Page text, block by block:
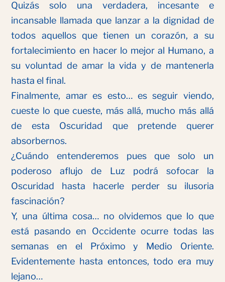
Quizás solo una verdadera, incesante e
incansable llamada que lanzar a la dignidad de
todos aquellos que tienen un corazón, a su
fortalecimiento en hacer lo mejor al Humano, a
su voluntad de amar la vida y de mantenerla
hasta el final.
Finalmente, amar es esto… es seguir viendo,
cueste lo que cueste, más allá, mucho más allá
de esta Oscuridad que pretende querer
absorbernos.
¿Cuándo entenderemos pues que solo un
poderoso aflujo de Luz podrá sofocar la
Oscuridad hasta hacerle perder su ilusoria
fascinación?
Y, una última cosa… no olvidemos que lo que
está pasando en Occidente ocurre todas las
semanas en el Próximo y Medio Oriente.
Evidentemente hasta entonces, todo era muy
lejano…